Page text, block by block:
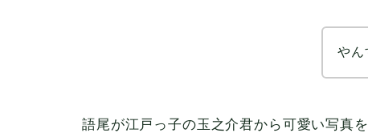
やん
語尾が江戸っ子の玉之介君から可愛い写真